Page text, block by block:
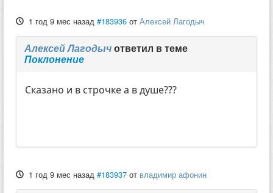
1 год 9 мес назад #183936 отАлексей Лагодыч
Алексей Лагодычответил в теме
Поклонение
Сказано и в строчке а в душе???
1 год 9 мес назад #183937 от владимир афонин